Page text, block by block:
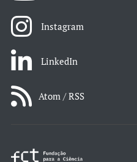
Instagram
LinkedIn
Atom / RSS